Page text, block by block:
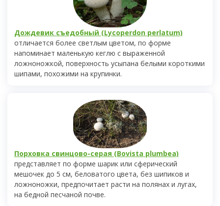
Дождевик съедобный (Lycoperdon perlatum)
отличается более светлым цветом, по форме
напоминает маленькую кеглю с выраженной
ложноножкой, поверхность усыпана белыми короткими
шипами, похожими на крупинки.
Порховка свинцово-серая (Bovista plumbea)
представляет по форме шарик или сферический
мешочек до 5 см, беловатого цвета, без шипиков и
ложноножки, предпочитает расти на полянах и лугах,
на бедной песчаной почве.